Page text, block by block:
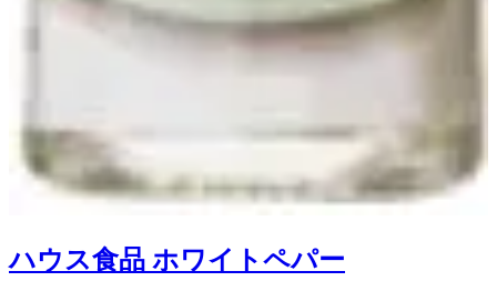
ハウス食品 ホワイトペパー